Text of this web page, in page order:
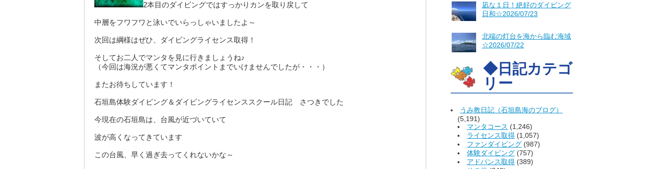
凪な１日！絶好のダイビング
日和☆2026/07/23
北端の灯台を海から臨む海域
☆2026/07/22
◆日記カテゴ
リー
うみ教日記（石垣島海のブログ）
(5,191)
マンタコース (1,246)
ライセンス取得 (1,057)
ファンダイビング (987)
体験ダイビング (757)
アドバンス取得 (389)
2本目のダイビングではすっかりカンを取り戻して
中層をフワフワと泳いでいらっしゃいましたよ～
次回は綱様はぜひ、ダイビングライセンス取得！
そしてお二人でマンタを見に行きましょうね♪
（今回は海況が悪くてマンタポイントまでいけませんでしたが・・・）
またお待ちしています！
石垣島体験ダイビング＆ダイビングライセンススクール日記 さつきでした
今現在の石垣島は、台風が近づいていて
波が高くなってきています
この台風、早く過ぎ去ってくれないかな～